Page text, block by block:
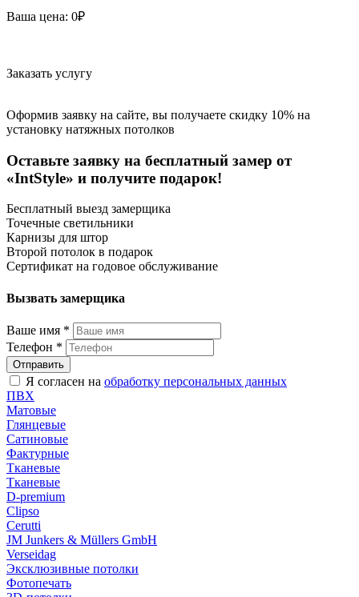
Ваша цена: 0₽
Заказать услугу
Оформив заявку на сайте, вы получаете скидку 10% на
установку натяжных потолков
Оставьте заявку на бесплатный замер от
«IntStyle» и получите подарок!
Бесплатный выезд замерщика
Точечные светильники
Карнизы для штор
Второй потолок в подарок
Сертификат на годовое обслуживание
Вызвать замерщика
Ваше имя *
Телефон *
Я согласен на обработку персональных данных
ПВХ
Матовые
Глянцевые
Сатиновые
Фактурные
Тканевые
Тканевые
D-premium
Clipso
Cerutti
JM Junkers & Müllers GmbH
Verseidag
Эксклюзивные потолки
Фотопечать